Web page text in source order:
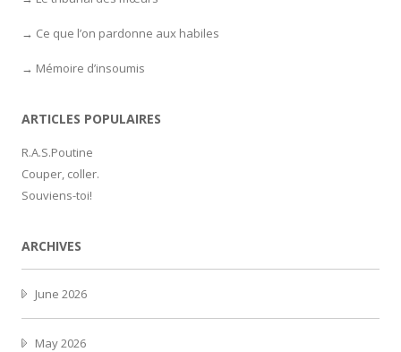
Ce que l’on pardonne aux habiles
Mémoire d’insoumis
ARTICLES POPULAIRES
R.A.S.Poutine
Couper, coller.
Souviens-toi!
ARCHIVES
June 2026
May 2026